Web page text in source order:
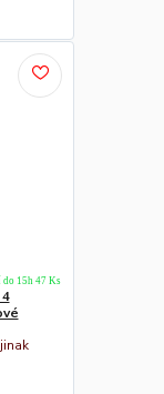
do 15h 47 Ks